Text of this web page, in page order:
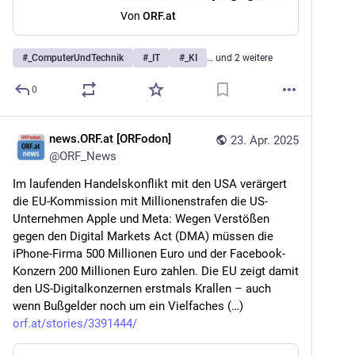
Von ORF.at
# _ComputerUndTechnik # _IT # _KI … und 2 weitere
0
23. Apr. 2025
news.ORF.at [ORFodon]
@ORF_News
Im laufenden Handelskonflikt mit den USA verärgert
die EU-Kommission mit Millionenstrafen die US-
Unternehmen Apple und Meta: Wegen Verstößen
gegen den Digital Markets Act (DMA) müssen die
iPhone-Firma 500 Millionen Euro und der Facebook-
Konzern 200 Millionen Euro zahlen. Die EU zeigt damit
den US-Digitalkonzernen erstmals Krallen – auch
wenn Bußgelder noch um ein Vielfaches (…)
orf.at/stories/3391444/